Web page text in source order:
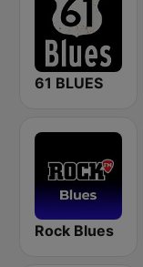
61 BLUES
Rock Blues